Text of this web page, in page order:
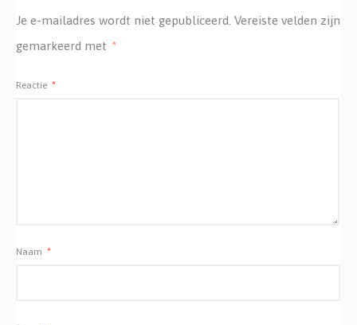
Je e-mailadres wordt niet gepubliceerd. Vereiste velden zijn
gemarkeerd met *
Reactie *
Naam *